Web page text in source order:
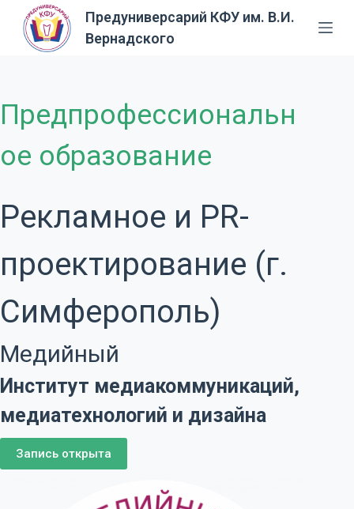
П
т
к
у
т
Предуниверсарий КФУ им. В.И.
Вернадского
Предпрофессиональн
ое образование
Рекламное и PR-
проектирование (г.
Симферополь)
Медийный
Институт медиакоммуникаций,
медиатехнологий и дизайна
Запись открыта